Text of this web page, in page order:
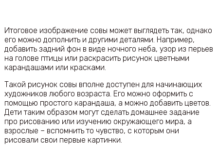
Итоговое изображение совы может выглядеть так, однако
его можно дополнить и другими деталями. Например,
добавить задний фон в виде ночного неба, узор из перьев
на голове птицы или раскрасить рисунок цветными
карандашами или красками.
Такой рисунок совы вполне доступен для начинающих
художников любого возраста. Его можно оформить с
помощью простого карандаша, а можно добавить цветов.
Дети таким образом могут сделать домашнее задание
про рисованию или изучению окружающего мира, а
взрослые – вспомнить то чувство, с которым они
рисовали свои первые картинки.